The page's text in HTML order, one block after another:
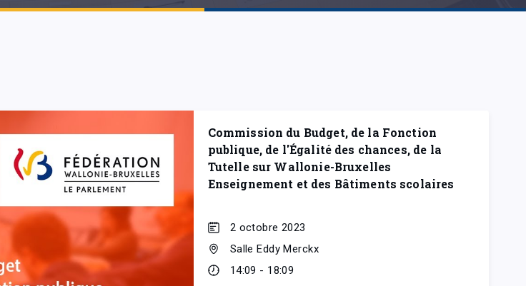
Commission du Budget, de la Fonction
publique, de l'Égalité des chances, de la
Tutelle sur Wallonie-Bruxelles
Enseignement et des Bâtiments scolaires
2 octobre 2023
Salle Eddy Merckx
14:09 - 18:09